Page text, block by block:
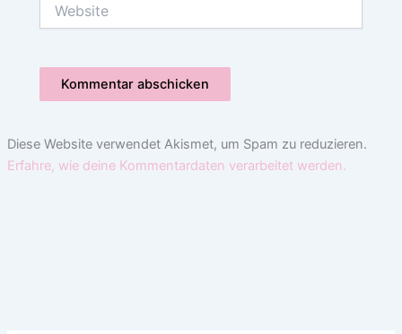
Diese Website verwendet Akismet, um Spam zu reduzieren.
Erfahre, wie deine Kommentardaten verarbeitet werden.